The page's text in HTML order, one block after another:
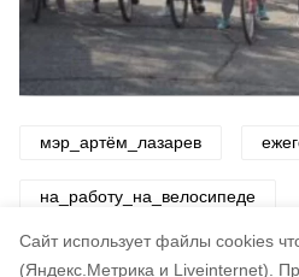
Cайт использует файлы cookies
(Яндекс.Метрика и Liveinternet).
мэр_артём_лазарев
на_работу_на_велосипеде
Авторы: ADMIN admin